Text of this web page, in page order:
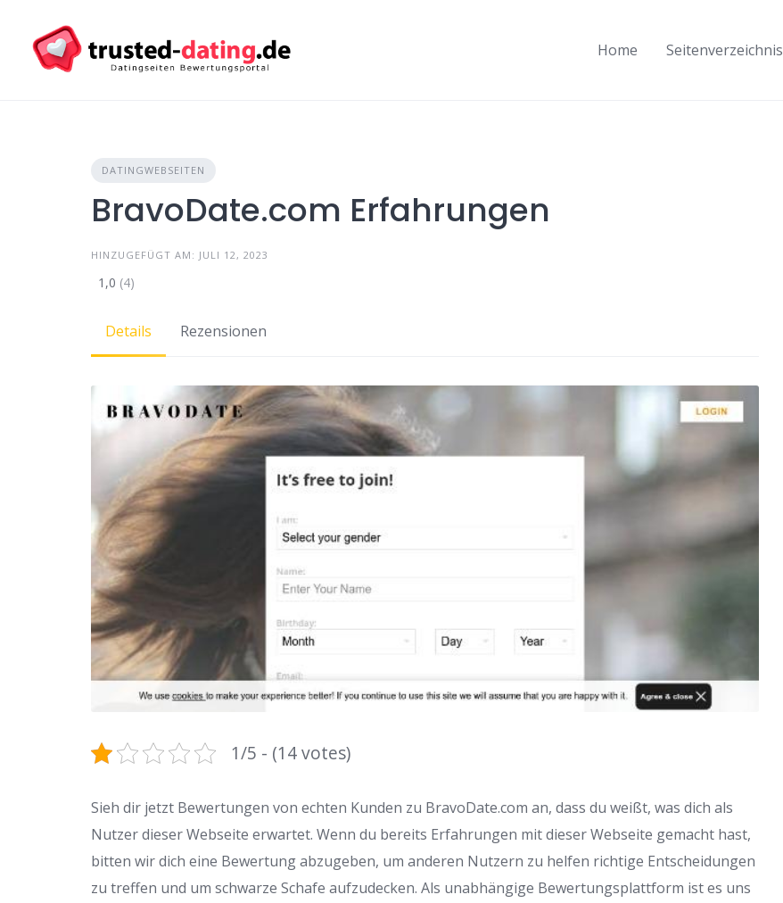
content
Home Seitenverzeichnis
DATINGWEBSEITEN
BravoDate.com Erfahrungen
HINZUGEFÜGT AM: JULI 12, 2023
1,0 (4)
Details Rezensionen
1/5 - (14 votes)
Sieh dir jetzt Bewertungen von echten Kunden zu BravoDate.com an, dass du weißt, was dich als
Nutzer dieser Webseite erwartet. Wenn du bereits Erfahrungen mit dieser Webseite gemacht hast,
bitten wir dich eine Bewertung abzugeben, um anderen Nutzern zu helfen richtige Entscheidungen
zu treffen und um schwarze Schafe aufzudecken. Als unabhängige Bewertungsplattform ist es uns